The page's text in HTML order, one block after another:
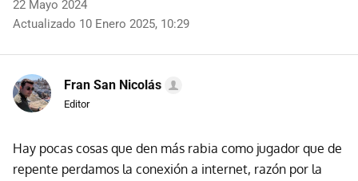
22 Mayo 2024
Actualizado 10 Enero 2025, 10:29
Fran San Nicolás
Editor
Hay pocas cosas que den más rabia como jugador que de
repente perdamos la conexión a internet, razón por la